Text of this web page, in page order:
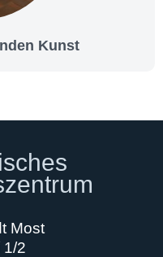
Kunst
Most
1/2